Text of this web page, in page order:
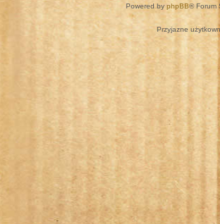
Powered by phpBB® Forum
Przyjazne